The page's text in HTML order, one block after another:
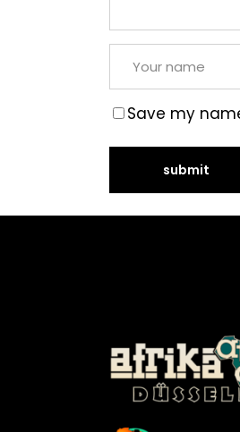
Save my